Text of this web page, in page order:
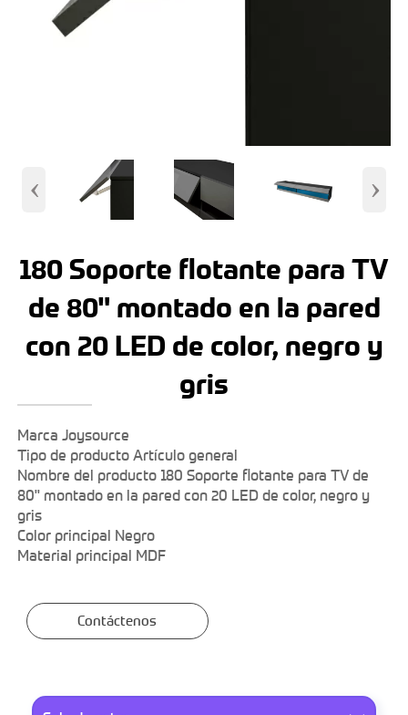
‹ ›
180 Soporte flotante para TV
de 80" montado en la pared
con 20 LED de color, negro y
gris
Marca Joysource
Tipo de producto Artículo general
Nombre del producto 180 Soporte flotante para TV de
80" montado en la pared con 20 LED de color, negro y
gris
Color principal Negro
Material principal MDF
Contáctenos